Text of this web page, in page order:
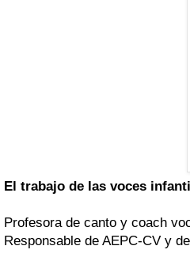
El trabajo de las voces
Profesora de canto y coach
Responsable de AEPC-CV y